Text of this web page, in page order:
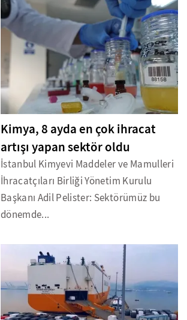
Kimya, 8 ayda en çok ihracat
artışı yapan sektör oldu
İstanbul Kimyevi Maddeler ve Mamulleri
İhracatçıları Birliği Yönetim Kurulu
Başkanı Adil Pelister: Sektörümüz bu
dönemde...